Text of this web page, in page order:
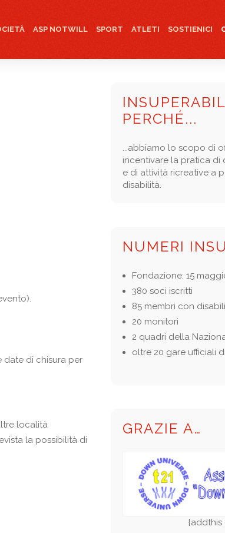
ASP NOTWILL SPORT ATLETI SOSTIENICI
date di chisura per
località
la possibilità di
PERCHÉ...
...abbiamo lo scopo di
incentivare la pratica di
e di attività ricreative a
disabilità.
NUMERI
Fondazione: 15
380 soci iscritti
85 membri con
20 monitori
2 quadri della
oltre 20 gare ufficiali
GRAZIE A…
{addthis